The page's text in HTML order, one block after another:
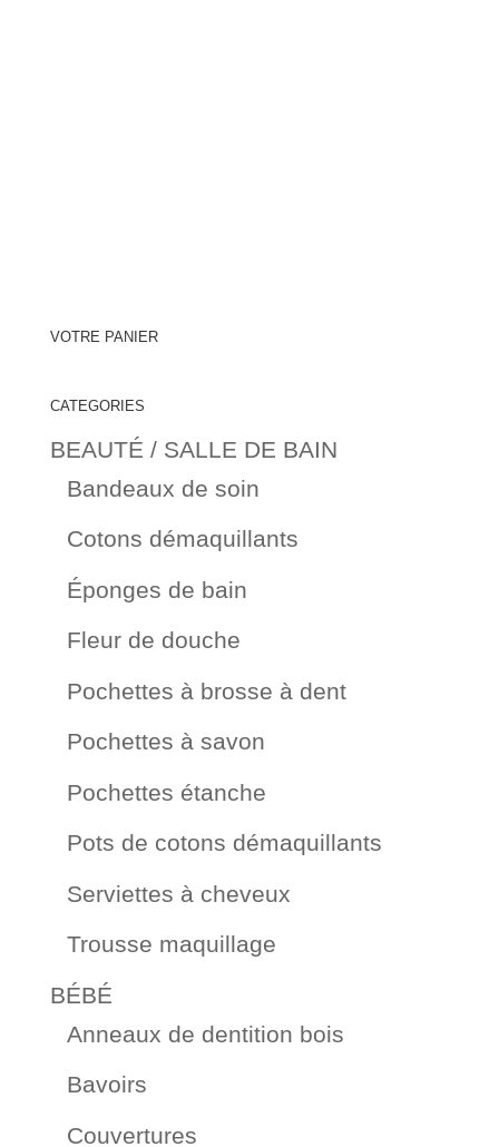
VOTRE PANIER
CATEGORIES
BEAUTÉ / SALLE DE BAIN
Bandeaux de soin
Cotons démaquillants
Éponges de bain
Fleur de douche
Pochettes à brosse à dent
Pochettes à savon
Pochettes étanche
Pots de cotons démaquillants
Serviettes à cheveux
Trousse maquillage
BÉBÉ
Anneaux de dentition bois
Bavoirs
Couvertures